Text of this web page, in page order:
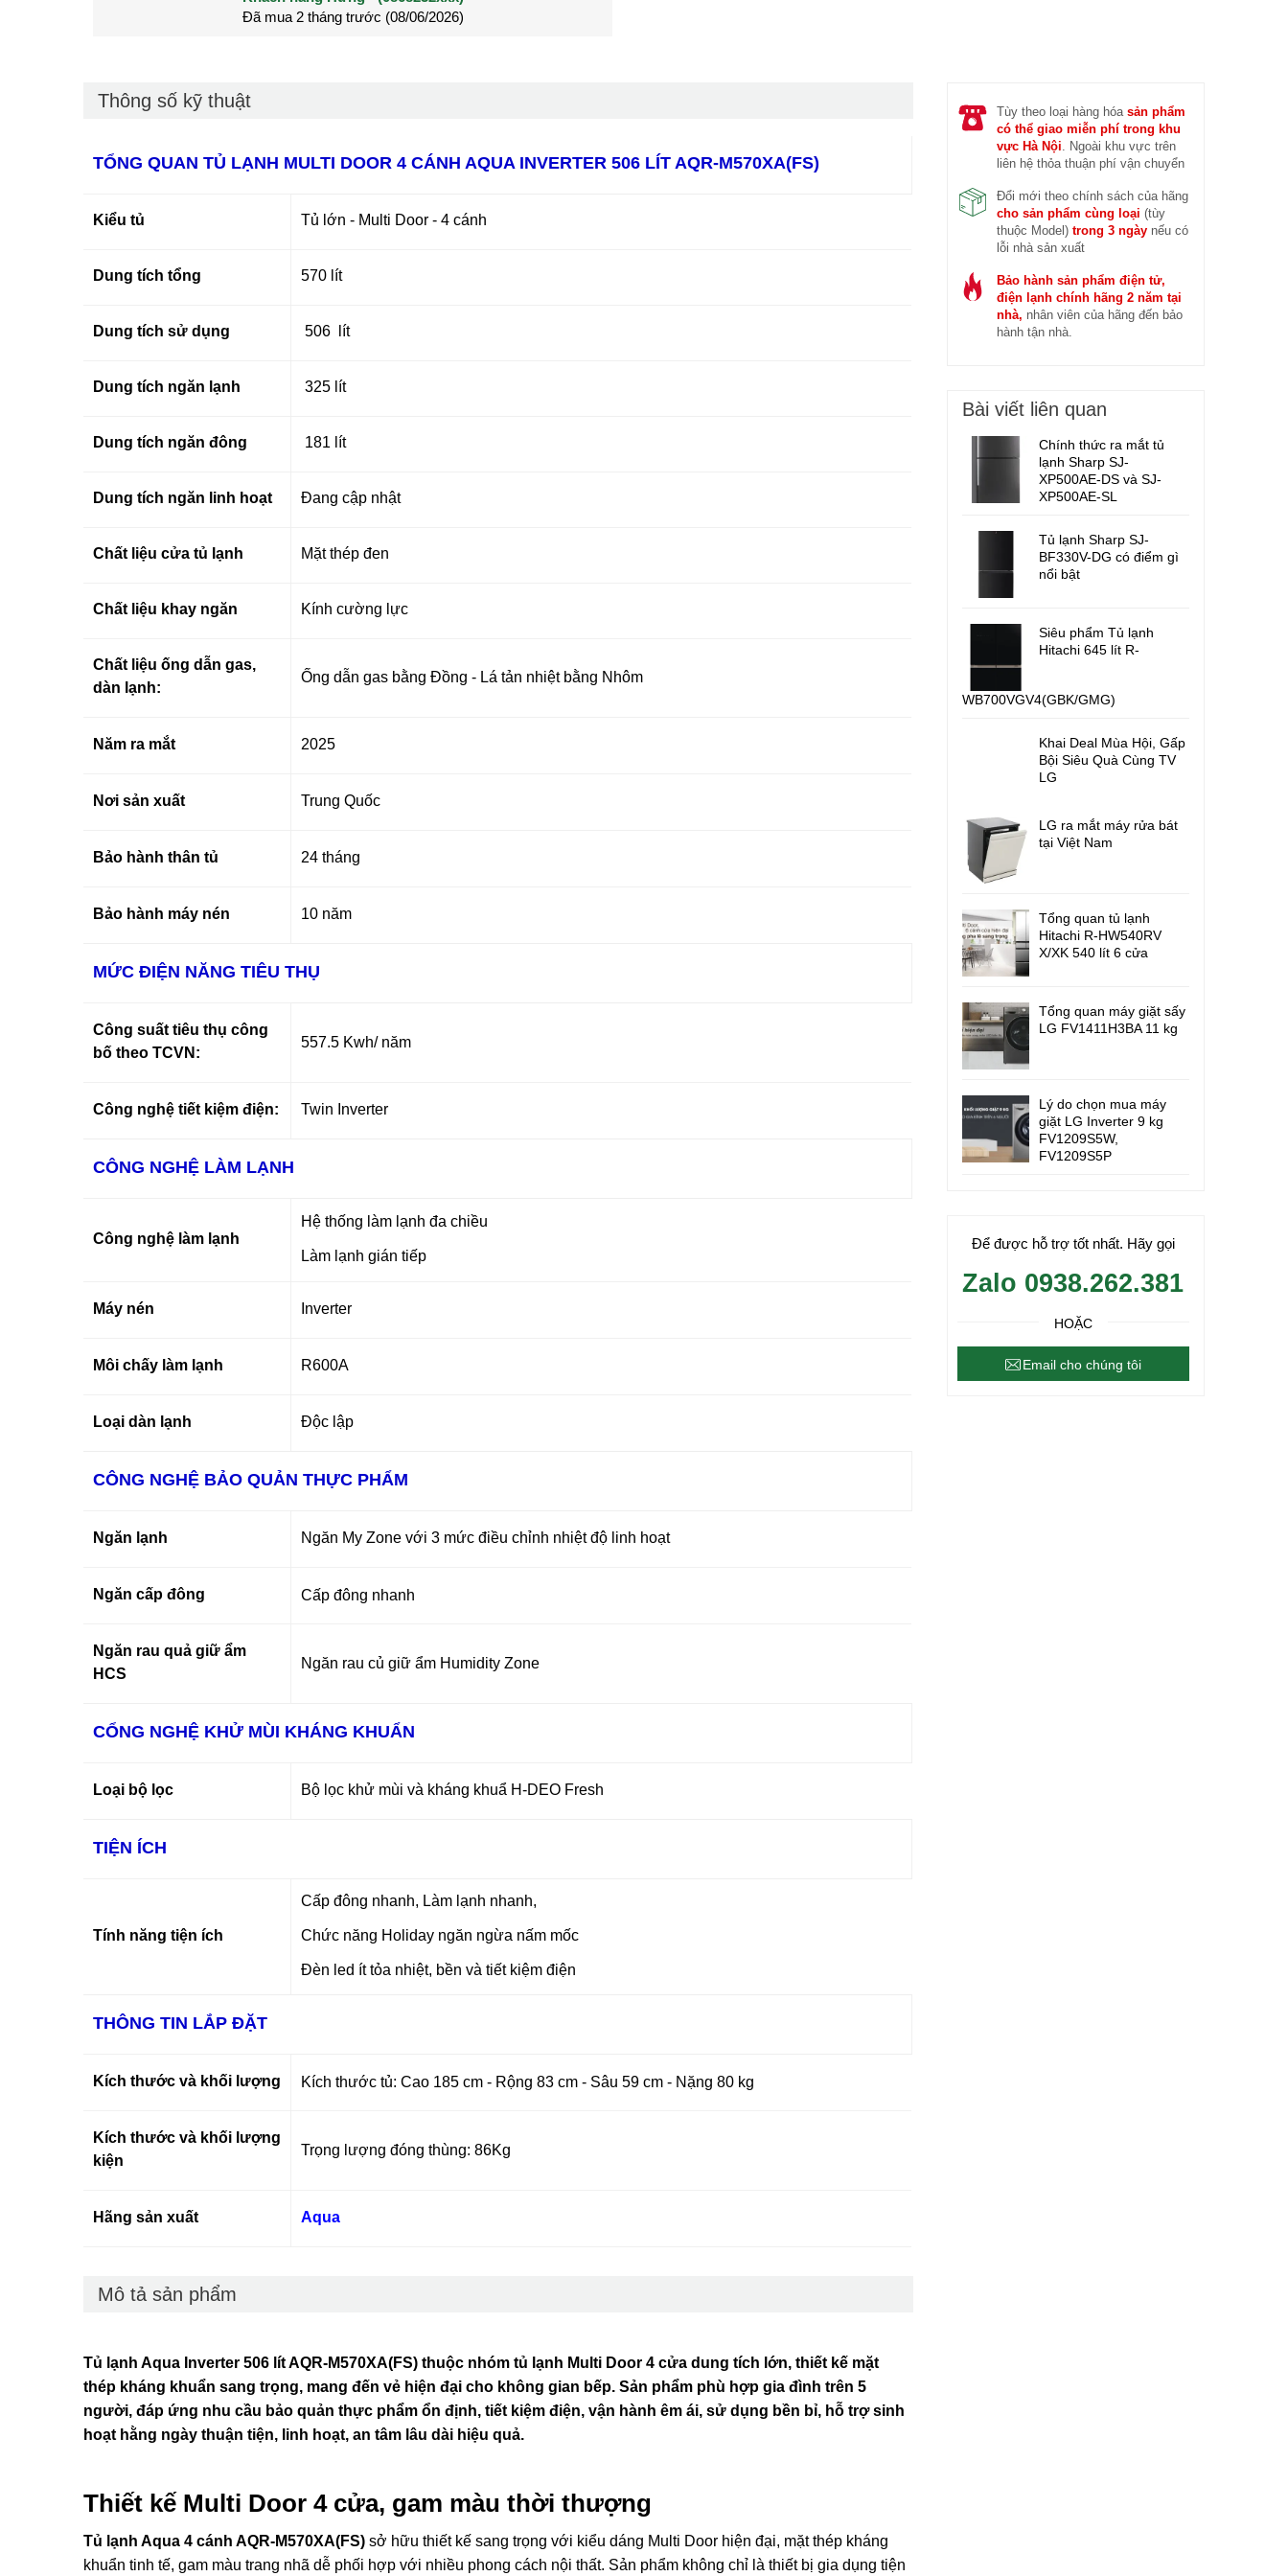
Đã mua 2 tháng trước (28/05/2026)
Đã mua 3 tháng trước (27/04/2026)
Thông số kỹ thuật
TỔNG QUAN TỦ LẠNH MULTI DOOR 4 CÁNH AQUA INVERTER 506 LÍT AQR-M570XA(FS)
Kiểu tủ Tủ lớn - Multi Door - 4 cánh
Dung tích tổng 570 lít
Dung tích sử dụng 506 lít
Dung tích ngăn lạnh 325 lít
Dung tích ngăn đông 181 lít
Dung tích ngăn linh hoạt Đang cập nhật
Chất liệu cửa tủ lạnh Mặt thép đen
Chất liệu khay ngăn Kính cường lực
Chất liệu ống dẫn gas,
dàn lạnh:
Ống dẫn gas bằng Đồng - Lá tản nhiệt bằng Nhôm
Năm ra mắt 2025
Nơi sản xuất Trung Quốc
Bảo hành thân tủ 24 tháng
Bảo hành máy nén 10 năm
MỨC ĐIỆN NĂNG TIÊU THỤ
Công suất tiêu thụ công
bố theo TCVN:
557.5 Kwh/ năm
Công nghệ tiết kiệm điện: Twin Inverter
CÔNG NGHỆ LÀM LẠNH
Công nghệ làm lạnh
Hệ thống làm lạnh đa chiều
Làm lạnh gián tiếp
Máy nén Inverter
Môi chấy làm lạnh R600A
Loại dàn lạnh Độc lập
CÔNG NGHỆ BẢO QUẢN THỰC PHẨM
Ngăn lạnh Ngăn My Zone với 3 mức điều chỉnh nhiệt độ linh hoạt
Ngăn cấp đông Cấp đông nhanh
Ngăn rau quả giữ ẩm
HCS
Ngăn rau củ giữ ẩm Humidity Zone
CỔNG NGHỆ KHỬ MÙI KHÁNG KHUẨN
Loại bộ lọc Bộ lọc khử mùi và kháng khuẩ H-DEO Fresh
TIỆN ÍCH
Tính năng tiện ích
Cấp đông nhanh, Làm lạnh nhanh,
Chức năng Holiday ngăn ngừa nấm mốc
Đèn led ít tỏa nhiệt, bền và tiết kiệm điện
THÔNG TIN LẮP ĐẶT
Kích thước và khối lượng Kích thước tủ: Cao 185 cm - Rộng 83 cm - Sâu 59 cm - Nặng 80 kg
Kích thước và khối lượng
kiện
Trọng lượng đóng thùng: 86Kg
Hãng sản xuất Aqua
Mô tả sản phẩm
Tủ lạnh Aqua Inverter 506 lít AQR-M570XA(FS) thuộc nhóm tủ lạnh Multi Door 4 cửa dung tích lớn, thiết kế mặt
thép kháng khuẩn sang trọng, mang đến vẻ hiện đại cho không gian bếp. Sản phẩm phù hợp gia đình trên 5
người, đáp ứng nhu cầu bảo quản thực phẩm ổn định, tiết kiệm điện, vận hành êm ái, sử dụng bền bỉ, hỗ trợ sinh
hoạt hằng ngày thuận tiện, linh hoạt, an tâm lâu dài hiệu quả.
Thiết kế Multi Door 4 cửa, gam màu thời thượng
Tủ lạnh Aqua 4 cánh AQR-M570XA(FS) sở hữu thiết kế sang trọng với kiểu dáng Multi Door hiện đại, mặt thép kháng
khuẩn tinh tế, gam màu trang nhã dễ phối hợp với nhiều phong cách nội thất. Sản phẩm không chỉ là thiết bị gia dụng tiện
Tùy theo loại hàng hóa sản phẩm
có thể giao miễn phí trong khu
vực Hà Nội . Ngoài khu vực trên
liên hệ thỏa thuận phí vận chuyển
Đổi mới theo chính sách của hãng
cho sản phẩm cùng loại (tùy
thuộc Model) trong 3 ngàynếu có
lỗi nhà sản xuất
Bảo hành sản phẩm điện tử,
điện lạnh chính hãng 2 năm tại
nhà, nhân viên của hãng đến bảo
hành tận nhà.
Bài viết liên quan
Chính thức ra mắt tủ
lạnh Sharp SJ-
XP500AE-DS và SJ-
XP500AE-SL
Tủ lạnh Sharp SJ-
BF330V-DG có điểm gì
nổi bật
Siêu phẩm Tủ lạnh
Hitachi 645 lít R-
WB700VGV4(GBK/GMG)
Khai Deal Mùa Hội, Gấp
Bội Siêu Quà Cùng TV
LG
LG ra mắt máy rửa bát
tại Việt Nam
Tổng quan tủ lạnh
Hitachi R-HW540RV
X/XK 540 lít 6 cửa
Tổng quan máy giặt sấy
LG FV1411H3BA 11 kg
Lý do chọn mua máy
giặt LG Inverter 9 kg
FV1209S5W,
FV1209S5P
Để được hỗ trợ tốt nhất. Hãy gọi
Zalo 0938.262.381
HOẶC
Email cho chúng tôi